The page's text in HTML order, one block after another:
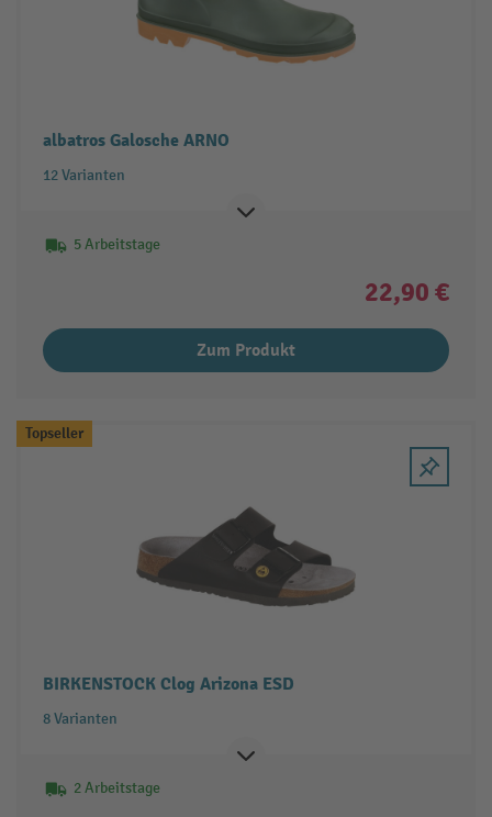
albatros Galosche ARNO
12 Varianten
5 Arbeitstage
22,90 €
Zum Produkt
Topseller
BIRKENSTOCK Clog Arizona ESD
8 Varianten
2 Arbeitstage